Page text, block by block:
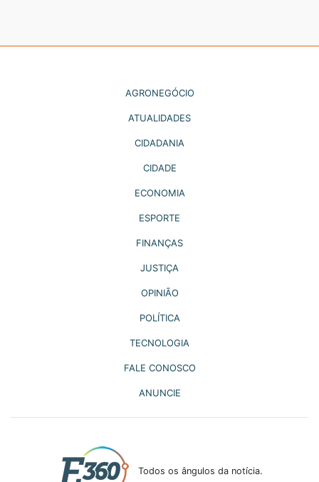
AGRONEGÓCIO
ATUALIDADES
CIDADANIA
CIDADE
ECONOMIA
ESPORTE
FINANÇAS
JUSTIÇA
OPINIÃO
POLÍTICA
TECNOLOGIA
FALE CONOSCO
ANUNCIE
Todos os ângulos da notícia.